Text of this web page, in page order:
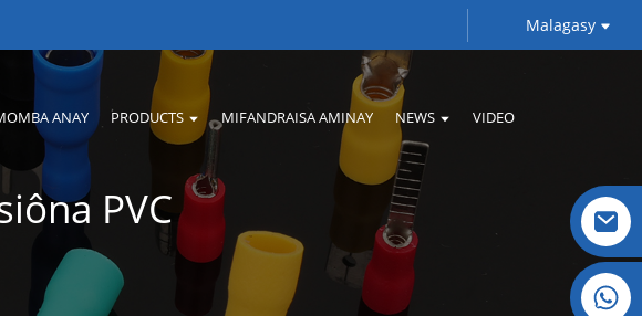
Malagasy
ANAY PRODUCTS MIFANDRAISA AMINAY NEWS VIDEO
Kristaly: +86 19032081821
PVC